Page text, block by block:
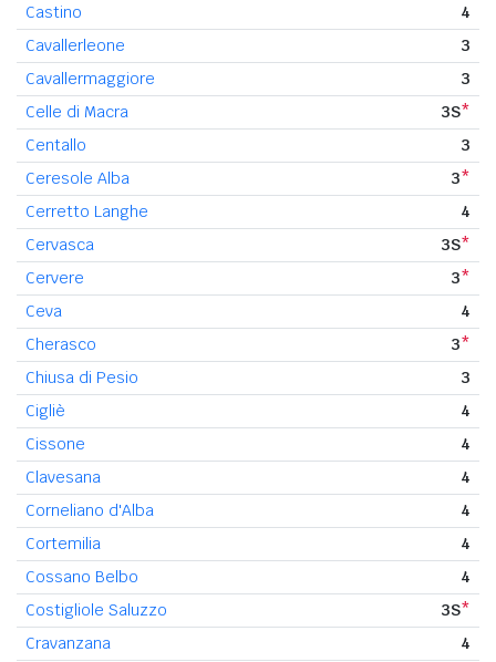
Castino
4
Cavallerleone
3
Cavallermaggiore
3
Celle di Macra
3S*
Centallo
3
Ceresole Alba
3*
Cerretto Langhe
4
Cervasca
3S*
Cervere
3*
Ceva
4
Cherasco
3*
Chiusa di Pesio
3
Cigliè
4
Cissone
4
Clavesana
4
Corneliano d'Alba
4
Cortemilia
4
Cossano Belbo
4
Costigliole Saluzzo
3S*
Cravanzana
4